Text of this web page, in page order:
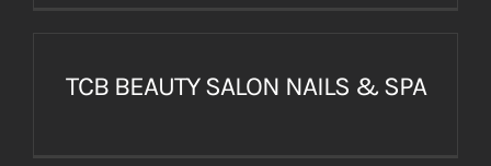
TCB BEAUTY SALON NAILS & SPA